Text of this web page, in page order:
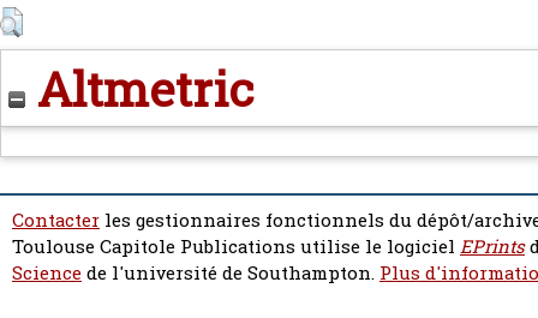
Altmetric
Contacter les gestionnaires fonctionnels du dépôt/
Toulouse Capitole Publications utilise le logiciel EPrints
Sciencede l'université de Southampton. Plus